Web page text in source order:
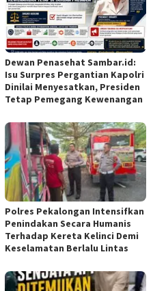
Dewan Penasehat Sambar.id:
Isu Surpres Pergantian Kapolri
Dinilai Menyesatkan, Presiden
Tetap Pemegang Kewenangan
Polres Pekalongan Intensifkan
Penindakan Secara Humanis
Terhadap Kereta Kelinci Demi
Keselamatan Berlalu Lintas